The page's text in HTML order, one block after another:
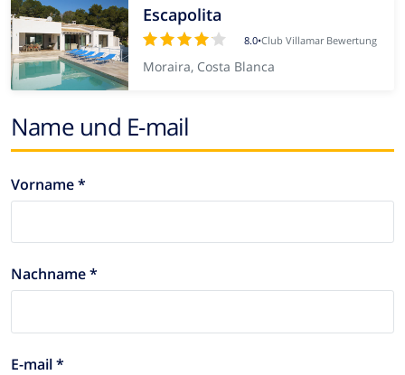
Escapolita
8.0•Club Villamar Bewertung
Moraira, Costa Blanca
Name und E-mail
Vorname *
Nachname *
E-mail *